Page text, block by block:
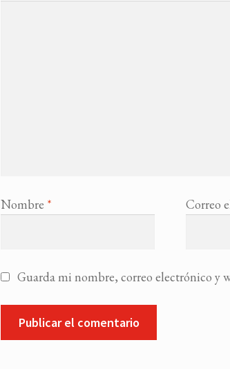
Nombre * Correo
Guarda mi nombre, correo electrónico y